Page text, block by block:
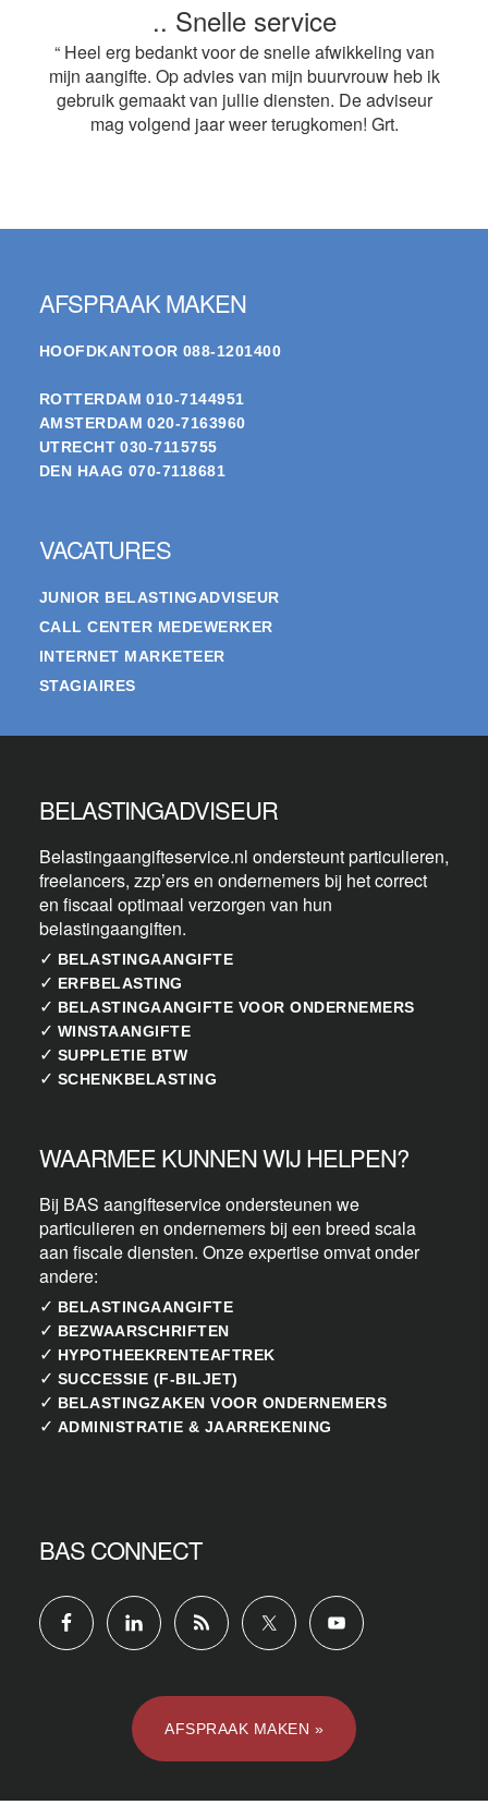
.. Snelle service
“ Heel erg bedankt voor de snelle afwikkeling van
mijn aangifte. Op advies van mijn buurvrouw heb ik
gebruik gemaakt van jullie diensten. De adviseur
mag volgend jaar weer terugkomen! Grt.
AFSPRAAK MAKEN
HOOFDKANTOOR 088-1201400
ROTTERDAM 010-7144951
AMSTERDAM 020-7163960
UTRECHT 030-7115755
DEN HAAG 070-7118681
VACATURES
JUNIOR BELASTINGADVISEUR
CALL CENTER MEDEWERKER
INTERNET MARKETEER
STAGIAIRES
BELASTINGADVISEUR
Belastingaangifteservice.nl ondersteunt particulieren,
freelancers, zzp’ers en ondernemers bij het correct
en fiscaal optimaal verzorgen van hun
belastingaangiften.
✓ BELASTINGAANGIFTE
✓ ERFBELASTING
✓ BELASTINGAANGIFTE VOOR ONDERNEMERS
✓ WINSTAANGIFTE
✓ SUPPLETIE BTW
✓ SCHENKBELASTING
WAARMEE KUNNEN WIJ HELPEN?
Bij BAS aangifteservice ondersteunen we
particulieren en ondernemers bij een breed scala
aan fiscale diensten. Onze expertise omvat onder
andere:
✓ BELASTINGAANGIFTE
✓ BEZWAARSCHRIFTEN
✓ HYPOTHEEKRENTEAFTREK
✓ SUCCESSIE (F-BILJET)
✓ BELASTINGZAKEN VOOR ONDERNEMERS
✓ ADMINISTRATIE & JAARREKENING
BAS CONNECT
AFSPRAAK MAKEN »